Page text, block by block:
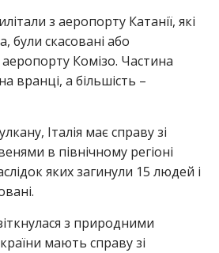
з аеропорту Катанії, які
були скасовані або
Комізо. Частина
вранці, а більшість –
Італія має справу зі
в північному регіоні
яких загинули 15 людей і
з природними
мають справу зі